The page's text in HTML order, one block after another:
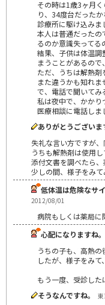
その時は1歳3ヶ月
り、34度台だった
診療所に駆け込みま
本人は普通だったの
るのか意識失ってる
結果、子供は体温調
まうことがあるので
ただ、うちは解熱剤
また違うかも知れ
で、電話で聞いてみ
私は夜中で、かかり
医療相談に電話しま
ありがとうございま
失礼な言い方ですが、
うちも解熱剤は使用し
添付文書を調べたら、
少しの間、様子をみて
低体温は危険なサ
2012/08/01
病院もしくは薬局に
心配になりますね。
うちの子も、高熱
したが、様子をみて
もう一度、受診した
そうなんですね。